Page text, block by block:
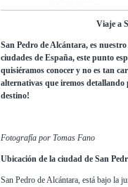
Viaje a
San Pedro de Alcántara, es
ciudades de España, este punto
quisiéramos conocer y no es tan
alternativas que iremos detallando
destino!
Fotografía por Tomas Fano
Ubicación de la ciudad de San
San Pedro de Alcántara, está bajo la